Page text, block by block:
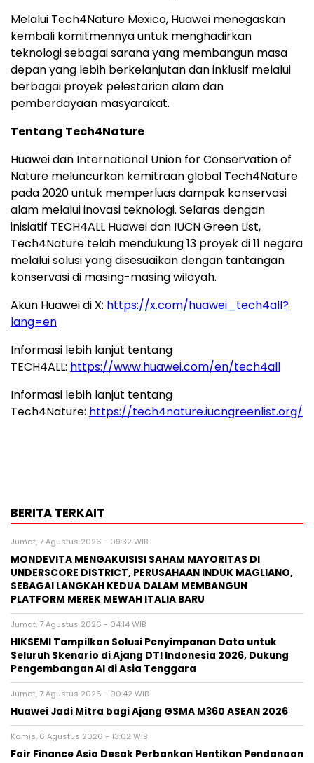
Melalui Tech4Nature Mexico, Huawei menegaskan
kembali komitmennya untuk menghadirkan
teknologi sebagai sarana yang membangun masa
depan yang lebih berkelanjutan dan inklusif melalui
berbagai proyek pelestarian alam dan
pemberdayaan masyarakat.
Tentang Tech4Nature
Huawei dan International Union for Conservation of
Nature meluncurkan kemitraan global Tech4Nature
pada 2020 untuk memperluas dampak konservasi
alam melalui inovasi teknologi. Selaras dengan
inisiatif TECH4ALL Huawei dan IUCN Green List,
Tech4Nature telah mendukung 13 proyek di 11 negara
melalui solusi yang disesuaikan dengan tantangan
konservasi di masing-masing wilayah.
Akun Huawei di X: https://x.com/huawei_tech4all?
lang=en
Informasi lebih lanjut tentang
TECH4ALL: https://www.huawei.com/en/tech4all
Informasi lebih lanjut tentang
Tech4Nature: https://tech4nature.iucngreenlist.org/
BERITA TERKAIT
Jumat, 7 Agustus 2026 - 09:32 WIB
MONDEVITA MENGAKUISISI SAHAM MAYORITAS DI
UNDERSCORE DISTRICT, PERUSAHAAN INDUK MAGLIANO,
SEBAGAI LANGKAH KEDUA DALAM MEMBANGUN
PLATFORM MEREK MEWAH ITALIA BARU
Jumat, 7 Agustus 2026 - 04:14 WIB
HIKSEMI Tampilkan Solusi Penyimpanan Data untuk
Seluruh Skenario di Ajang DTI Indonesia 2026, Dukung
Pengembangan AI di Asia Tenggara
Jumat, 7 Agustus 2026 - 00:42 WIB
Huawei Jadi Mitra bagi Ajang GSMA M360 ASEAN 2026
Kamis, 6 Agustus 2026 - 13:02 WIB
Fair Finance Asia Desak Perbankan Hentikan Pendanaan